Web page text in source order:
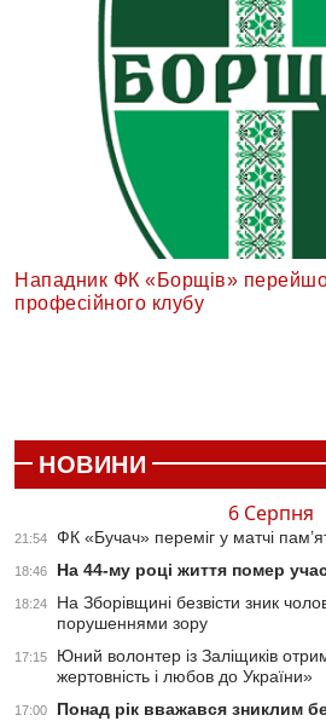
Нападник ФК «Борщів»
професійного клубу
НОВИНИ
6 Серпня
21:54 ФК «Бучач» переміг у матчі
18:46 На 44-му році життя помер
18:24
На Зборівщині безвісти зник
порушеннями зору
17:15
Юний волонтер із Заліщиків
жертовність і любов до України»
17:00
Понад рік вважався зниклим